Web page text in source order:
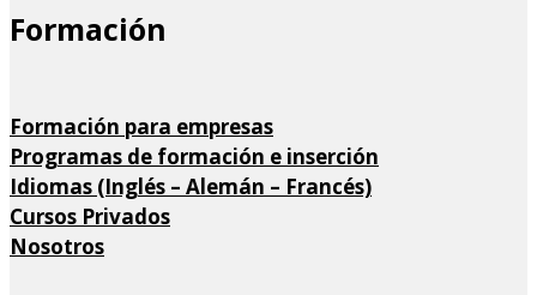
Formación
Formación para empresas
Programas de formación e inserción
Idiomas (Inglés – Alemán – Francés)
Cursos Privados
Nosotros